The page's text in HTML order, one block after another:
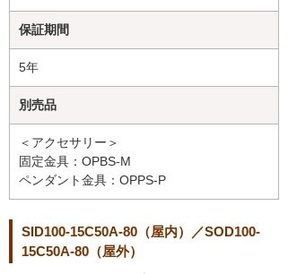
保証期間
5年
別売品
＜アクセサリー＞
固定金具：OPBS-M
ペンダント金具：OPPS-P
SID100-15C50A-80（屋内）／SOD100-
15C50A-80（屋外）